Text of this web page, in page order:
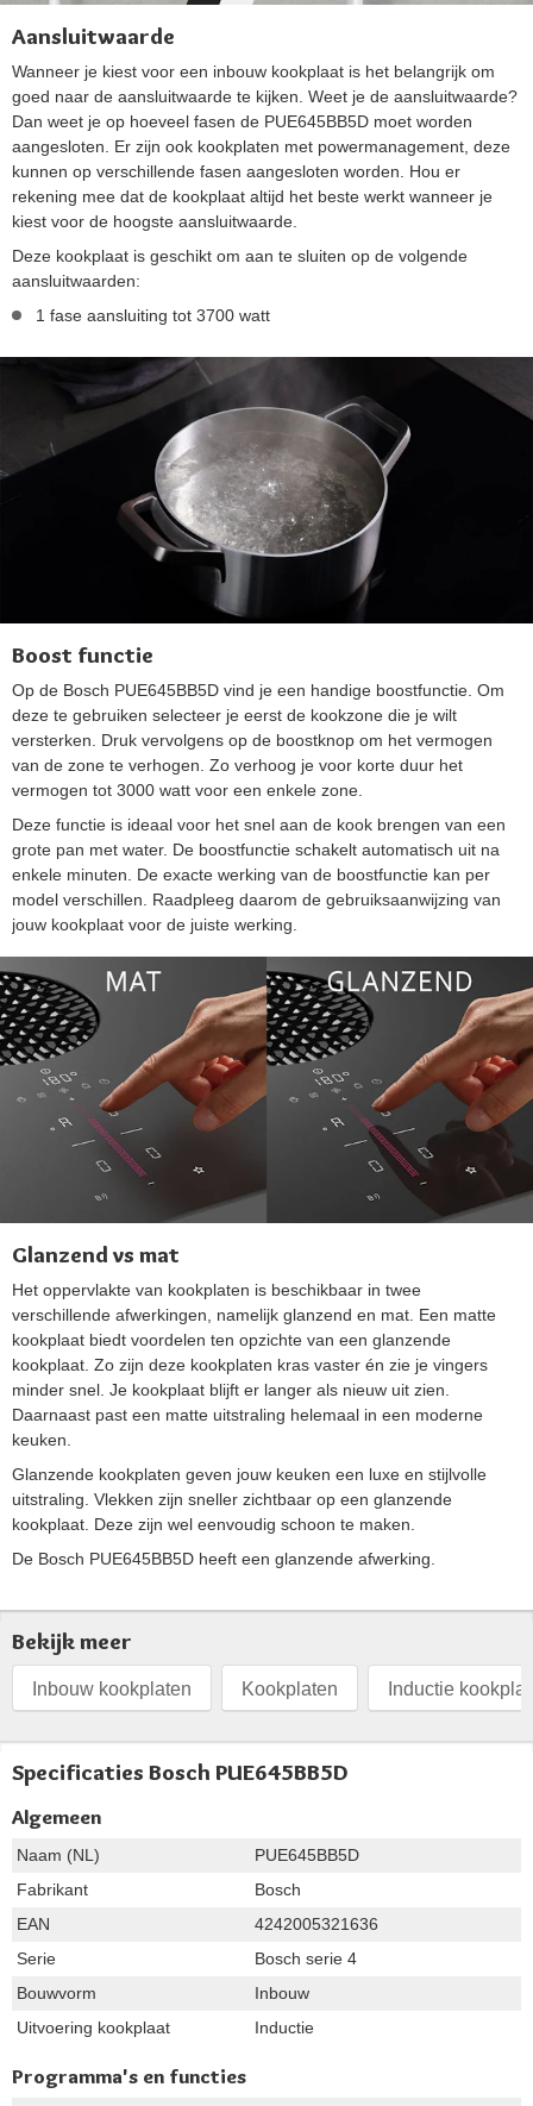
Aansluitwaarde
Wanneer je kiest voor een inbouw kookplaat is het belangrijk om
goed naar de aansluitwaarde te kijken. Weet je de aansluitwaarde?
Dan weet je op hoeveel fasen de PUE645BB5D moet worden
aangesloten. Er zijn ook kookplaten met powermanagement, deze
kunnen op verschillende fasen aangesloten worden. Hou er
rekening mee dat de kookplaat altijd het beste werkt wanneer je
kiest voor de hoogste aansluitwaarde.
Deze kookplaat is geschikt om aan te sluiten op de volgende
aansluitwaarden:
1 fase aansluiting tot 3700 watt
Boost functie
Op de Bosch PUE645BB5D vind je een handige boostfunctie. Om
deze te gebruiken selecteer je eerst de kookzone die je wilt
versterken. Druk vervolgens op de boostknop om het vermogen
van de zone te verhogen. Zo verhoog je voor korte duur het
vermogen tot 3000 watt voor een enkele zone.
Deze functie is ideaal voor het snel aan de kook brengen van een
grote pan met water. De boostfunctie schakelt automatisch uit na
enkele minuten. De exacte werking van de boostfunctie kan per
model verschillen. Raadpleeg daarom de gebruiksaanwijzing van
jouw kookplaat voor de juiste werking.
Glanzend vs mat
Het oppervlakte van kookplaten is beschikbaar in twee
verschillende afwerkingen, namelijk glanzend en mat. Een matte
kookplaat biedt voordelen ten opzichte van een glanzende
kookplaat. Zo zijn deze kookplaten kras vaster én zie je vingers
minder snel. Je kookplaat blijft er langer als nieuw uit zien.
Daarnaast past een matte uitstraling helemaal in een moderne
keuken.
Glanzende kookplaten geven jouw keuken een luxe en stijlvolle
uitstraling. Vlekken zijn sneller zichtbaar op een glanzende
kookplaat. Deze zijn wel eenvoudig schoon te maken.
De Bosch PUE645BB5D heeft een glanzende afwerking.
Bekijk meer
Inbouw kookplaten Kookplaten Inductie
Specificaties Bosch PUE645BB5D
Algemeen
Naam (NL)
PUE645BB5D
Fabrikant
Bosch
EAN
4242005321636
Serie
Bosch serie 4
Bouwvorm
Inbouw
Uitvoering kookplaat
Inductie
Programma's en functies